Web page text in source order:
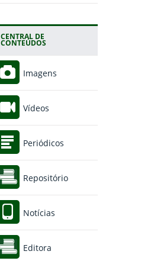
CENTRAL DE
CONTEÚDOS
Imagens
Vídeos
Periódicos
Repositório
Notícias
Editora